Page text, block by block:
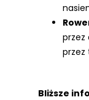
przez
przez
Bliższe